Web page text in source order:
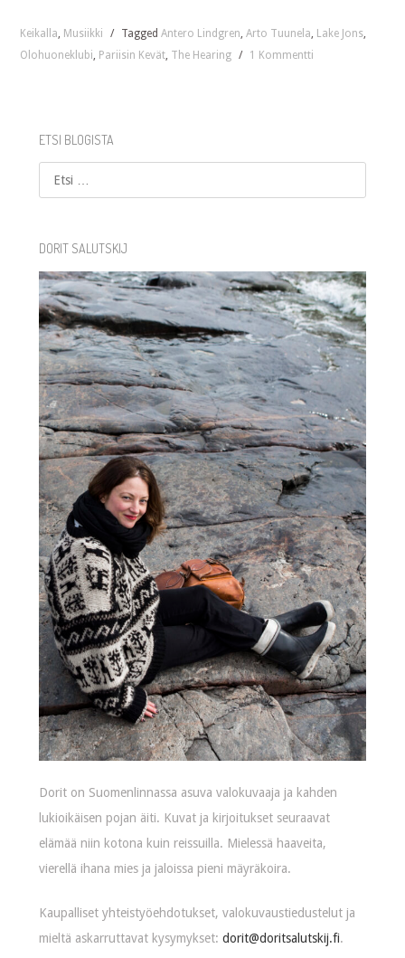
Keikalla, Musiikki / TaggedAntero Lindgren,Arto Tuunela, Lake Jons,
Olohuoneklubi, Pariisin Kevät, The Hearing / 1 Kommentti
ETSI BLOGISTA
Etsi
DORIT SALUTSKIJ
Dorit on Suomenlinnassa asuva valokuvaaja ja kahden
lukioikäisen pojan äiti. Kuvat ja kirjoitukset seuraavat
elämää niin kotona kuin reissuilla. Mielessä haaveita,
vierellä ihana mies ja jaloissa pieni mäyräkoira.
Kaupalliset yhteistyöehdotukset, valokuvaustiedustelut ja
mieltä askarruttavat kysymykset:dorit@doritsalutskij.fi.